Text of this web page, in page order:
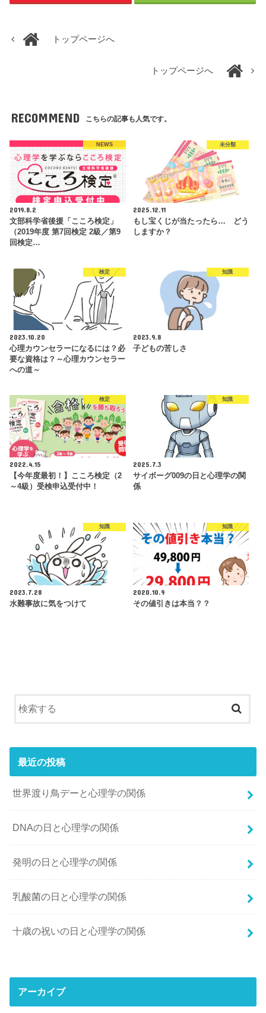
トップページへ
トップページへ
RECOMMEND こちらの記事も人気です。
NEWS
2019.8.2
文部科学省後援「こころ検定」
（2019年度 第7回検定 2級／第9
回検定…
未分類
2025.12.11
もし宝くじが当たったら… どう
しますか？
検定
2023.10.20
心理カウンセラーになるには？必
要な資格は？～心理カウンセラー
への道～
知識
2023.9.8
子どもの苦しさ
検定
2022.4.15
【今年度最初！】こころ検定（2
～4級）受検申込受付中！
知識
2025.7.3
サイボーグ009の日と心理学の関
係
知識
2023.7.28
水難事故に気をつけて
知識
2020.10.9
その値引きは本当？？
最近の投稿
世界渡り鳥デーと心理学の関係
DNAの日と心理学の関係
発明の日と心理学の関係
乳酸菌の日と心理学の関係
十歳の祝いの日と心理学の関係
アーカイブ